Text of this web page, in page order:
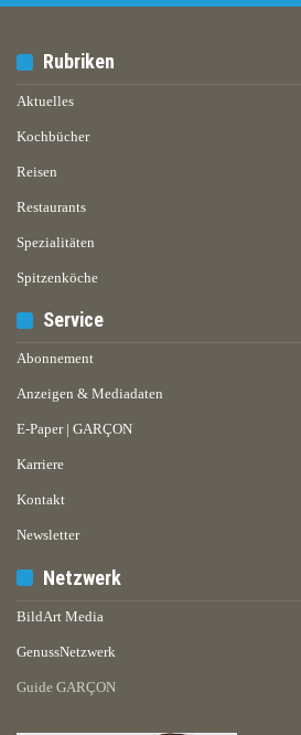
Rubriken
Aktuelles
Kochbücher
Reisen
Restaurants
Spezialitäten
Spitzenköche
Service
Abonnement
Anzeigen & Mediadaten
E-Paper | GARÇON
Karriere
Kontakt
Newsletter
Netzwerk
BildArt Media
GenussNetzwerk
Guide GARÇON